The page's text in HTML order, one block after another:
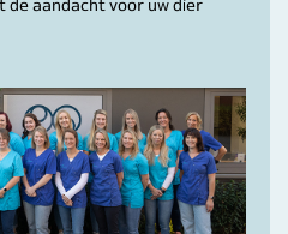
de aandacht voor uw dier